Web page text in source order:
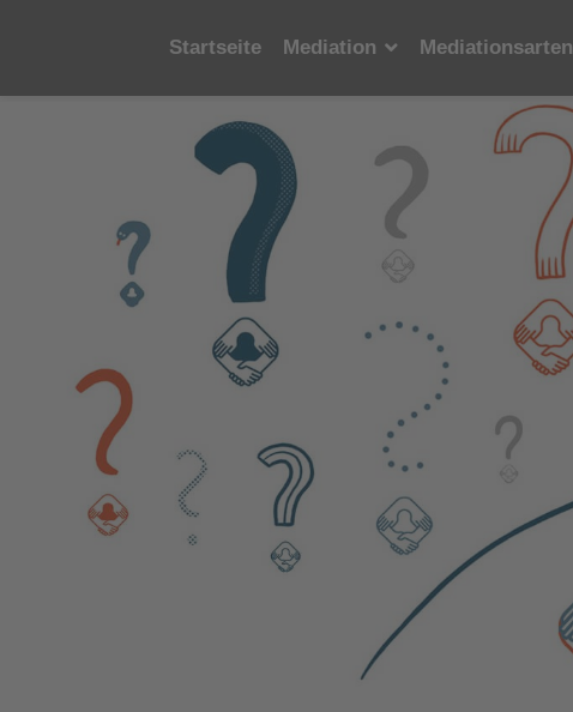
Startseite Mediation Mediationsarten